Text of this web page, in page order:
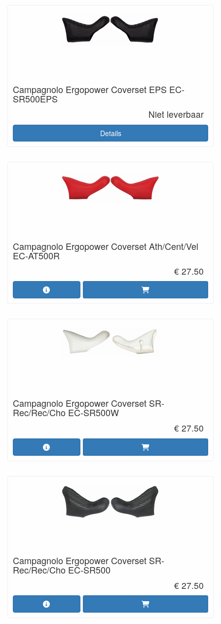
Campagnolo Ergopower Coverset EPS EC-
SR500EPS
Niet leverbaar
Details
Campagnolo Ergopower Coverset Ath/Cent/Vel
EC-AT500R
€ 27.50
Campagnolo Ergopower Coverset SR-
Rec/Rec/Cho EC-SR500W
€ 27.50
Campagnolo Ergopower Coverset SR-
Rec/Rec/Cho EC-SR500
€ 27.50